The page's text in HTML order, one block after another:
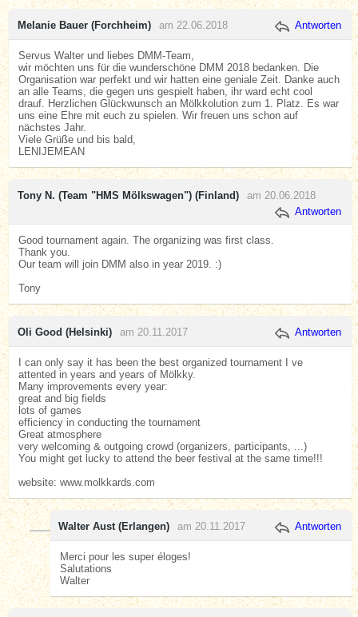
Melanie Bauer (Forchheim) am 22.06.2018 Antworten
Servus Walter und liebes DMM-Team,
wir möchten uns für die wunderschöne DMM 2018 bedanken. Die
Organisation war perfekt und wir hatten eine geniale Zeit. Danke auch
an alle Teams, die gegen uns gespielt haben, ihr ward echt cool
drauf. Herzlichen Glückwunsch an Mölkkolution zum 1. Platz. Es war
uns eine Ehre mit euch zu spielen. Wir freuen uns schon auf
nächstes Jahr.
Viele Grüße und bis bald,
LENIJEMEAN
Tony N. (Team "HMS Mölkswagen") (Finland)
am 20.06.2018
Antworten
Good tournament again. The organizing was first class.
Thank you.
Our team will join DMM also in year 2019. :)
Tony
Oli Good (Helsinki) am 20.11.2017 Antworten
I can only say it has been the best organized tournament I ve
attented in years and years of Mölkky.
Many improvements every year:
great and big fields
lots of games
efficiency in conducting the tournament
Great atmosphere
very welcoming & outgoing crowd (organizers, participants, ...)
You might get lucky to attend the beer festival at the same time!!!
website: www.molkkards.com
Walter Aust (Erlangen) am 20.11.2017 Antworten
Merci pour les super éloges!
Salutations
Walter